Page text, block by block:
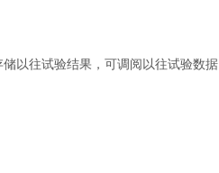
以往试验结果，可调阅以往试验数据